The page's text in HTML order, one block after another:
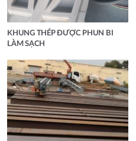
KHUNG THÉP ĐƯỢC PHUN BI
LÀM SẠCH